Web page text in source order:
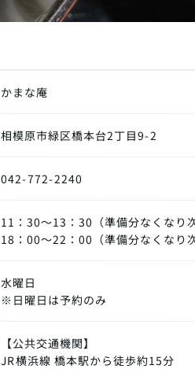
かまな庵
相模原市緑区橋本台2丁目9-2
042-772-2240
11：30～13：30（準備分なくなり
18：00～22：00（準備分なくなり
水曜日
※日曜日は予約のみ
【公共交通機関】
JR横浜線 橋本駅から徒歩約15分